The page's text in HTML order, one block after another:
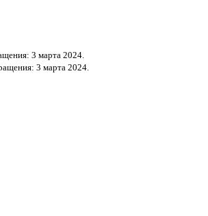
3 марта 2024.
3 марта 2024.